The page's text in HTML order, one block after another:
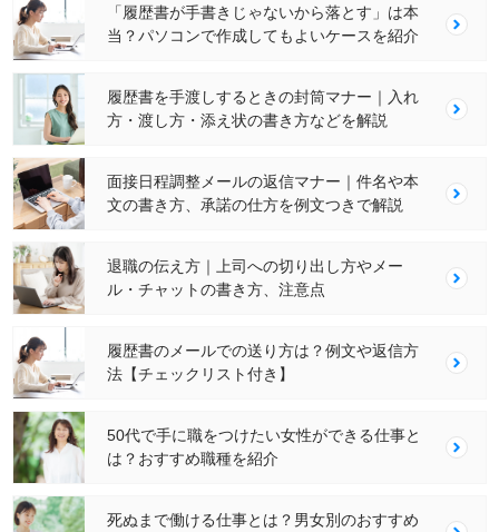
「履歴書が手書きじゃないから落とす」は本
当？パソコンで作成してもよいケースを紹介
履歴書を手渡しするときの封筒マナー｜入れ
方・渡し方・添え状の書き方などを解説
面接日程調整メールの返信マナー｜件名や本
文の書き方、承諾の仕方を例文つきで解説
退職の伝え方｜上司への切り出し方やメー
ル・チャットの書き方、注意点
履歴書のメールでの送り方は？例文や返信方
法【チェックリスト付き】
50代で手に職をつけたい女性ができる仕事と
は？おすすめ職種を紹介
死ぬまで働ける仕事とは？男女別のおすすめ